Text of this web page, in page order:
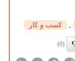
كسب و كار
(0)